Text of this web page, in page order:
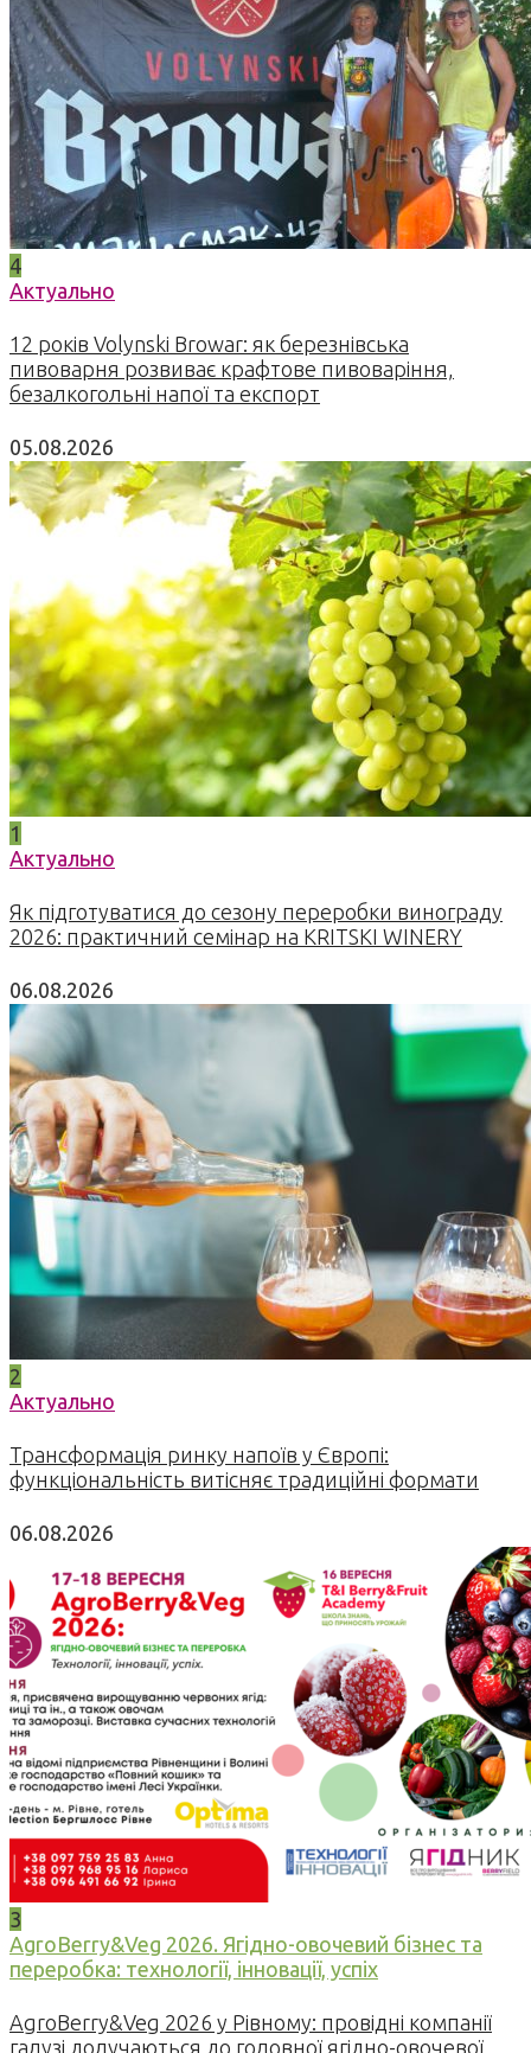
4
Актуально
12 років Volynski Browar: як березнівська
пивоварня розвиває крафтове пивоваріння,
безалкогольні напої та експорт
05.08.2026
1
Актуально
Як підготуватися до сезону переробки винограду
2026: практичний семінар на KRITSKI WINERY
06.08.2026
2
Актуально
Трансформація ринку напоїв у Європі:
функціональність витісняє традиційні формати
06.08.2026
3
AgroBerry&Veg 2026. Ягідно-овочевий бізнес та
переробка: технології, інновації, успіх
AgroBerry&Veg 2026 у Рівному: провідні компанії
галузі долучаються до головної ягідно-овочевої